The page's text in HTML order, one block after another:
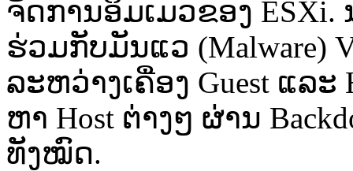
ຈັດການ​ອິມ​ເມວ​ຂອງ​
ຮ່ວມ​ກັບ​ມັນ​ແວ​ ​(Malware)
ລະຫວ່າງ​ເຄື່ອງ​ Guest ແລ
ຫາ Host ຕ່າງ​ໆ​ ຜ່ານ​
ທັງ​ໝົດ​.